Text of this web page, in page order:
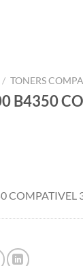
/ TONERS
B4350
COMPATIVEL